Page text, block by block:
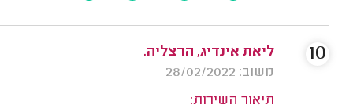
ליאת אינדיג, הרצליה.
משוב: 28/02/2022
תיאור השירות:
10